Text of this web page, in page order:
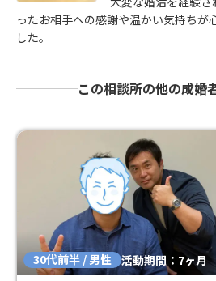
ったお相手への感謝や温かい気持ちが
した。
この相談所の他の成婚
30代前半 / 男性 活動期間：7ヶ月